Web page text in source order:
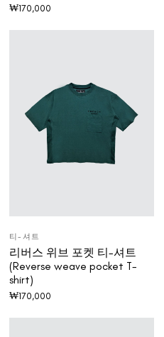
₩170,000
티-셔트
리버스 위브 포켓 티-셔트
(Reverse weave pocket T-
shirt)
₩170,000